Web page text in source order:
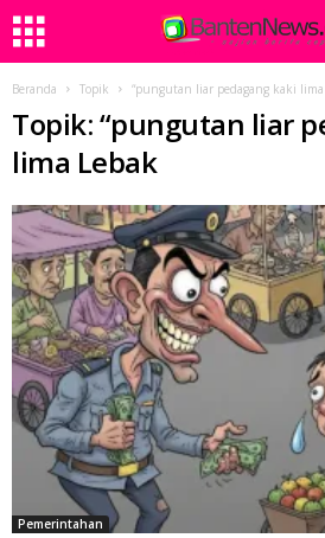
Beranda Topik “pungutan liar pedagang kaki lima
Topik: “pungutan liar
lima Lebak
Pemerintahan